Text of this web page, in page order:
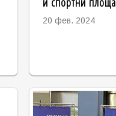
20 фев. 2024